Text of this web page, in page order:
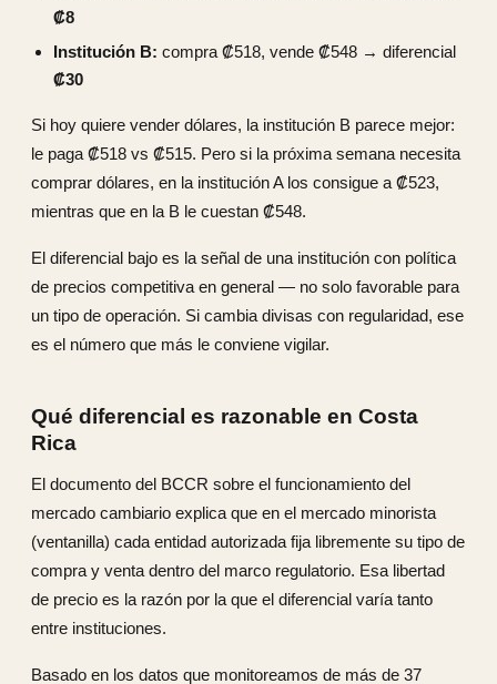
₡8
Institución B: compra ₡518, vende ₡548 → diferencial
₡30
Si hoy quiere vender dólares, la institución B parece mejor:
le paga ₡518 vs ₡515. Pero si la próxima semana necesita
comprar dólares, en la institución A los consigue a ₡523,
mientras que en la B le cuestan ₡548.
El diferencial bajo es la señal de una institución con política
de precios competitiva en general — no solo favorable para
un tipo de operación. Si cambia divisas con regularidad, ese
es el número que más le conviene vigilar.
Qué diferencial es razonable en Costa
Rica
El documento del BCCR sobre el funcionamiento del
mercado cambiario explica que en el mercado minorista
(ventanilla) cada entidad autorizada fija libremente su tipo de
compra y venta dentro del marco regulatorio. Esa libertad
de precio es la razón por la que el diferencial varía tanto
entre instituciones.
Basado en los datos que monitoreamos de más de 37